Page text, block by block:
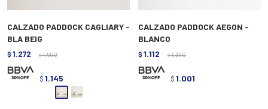
CALZADO PADDOCK CAGLIARY -
BLA BEIG
$ 1.272 $ 1.590
$ 1.145
CALZADO PADDOCK AEGON -
BLANCO
$ 1.112 $ 1.390
$ 1.001